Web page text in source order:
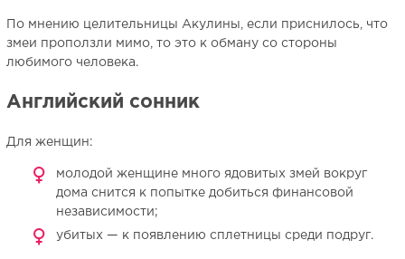
По мнению целительницы Акулины, если приснилось, что
змеи проползли мимо, то это к обману со стороны
любимого человека.
Английский сонник
Для женщин:
молодой женщине много ядовитых змей вокруг
дома снится к попытке добиться финансовой
независимости;
убитых — к появлению сплетницы среди подруг.